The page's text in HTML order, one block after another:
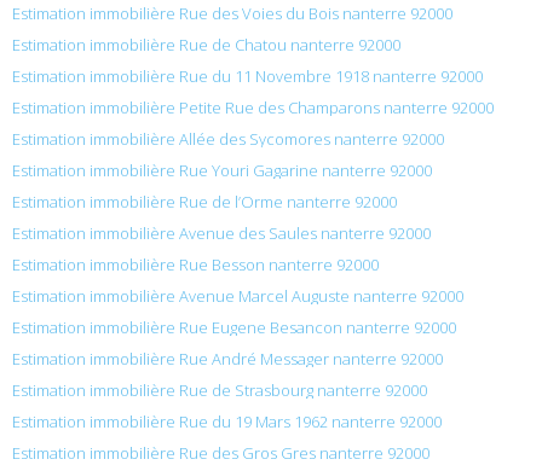
Estimation immobilière Rue des Voies du Bois nanterre 92000
Estimation immobilière Rue de Chatou nanterre 92000
Estimation immobilière Rue du 11 Novembre 1918 nanterre 92000
Estimation immobilière Petite Rue des Champarons nanterre 92000
Estimation immobilière Allée des Sycomores nanterre 92000
Estimation immobilière Rue Youri Gagarine nanterre 92000
Estimation immobilière Rue de l’Orme nanterre 92000
Estimation immobilière Avenue des Saules nanterre 92000
Estimation immobilière Rue Besson nanterre 92000
Estimation immobilière Avenue Marcel Auguste nanterre 92000
Estimation immobilière Rue Eugene Besancon nanterre 92000
Estimation immobilière Rue André Messager nanterre 92000
Estimation immobilière Rue de Strasbourg nanterre 92000
Estimation immobilière Rue du 19 Mars 1962 nanterre 92000
Estimation immobilière Rue des Gros Gres nanterre 92000